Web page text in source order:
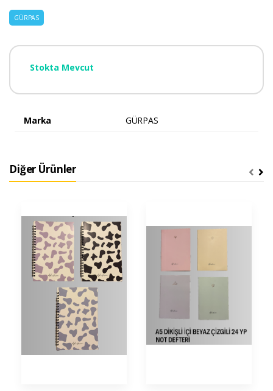
GÜRPAS
Stokta Mevcut
Marka GÜRPAS
Diğer Ürünler